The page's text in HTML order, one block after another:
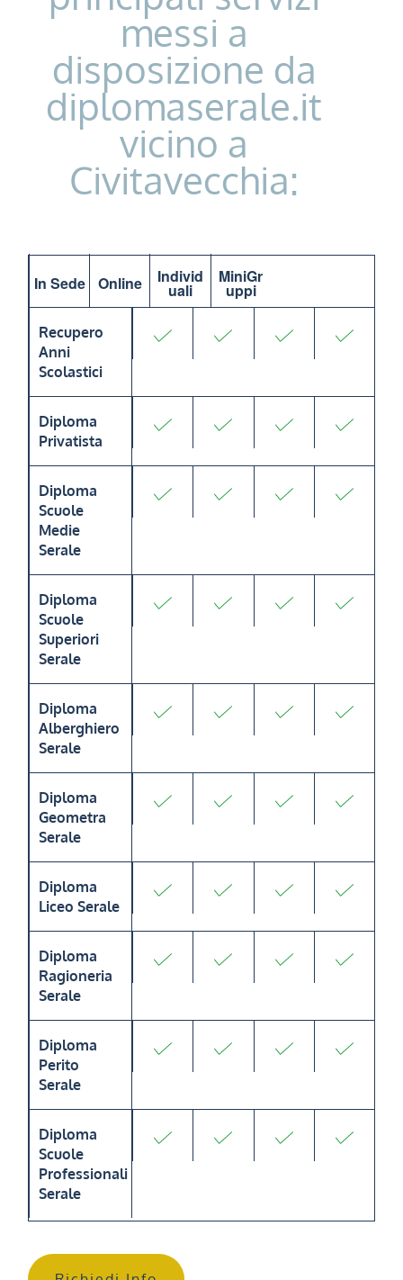
messi a
disposizione da
diplomaserale.it
vicino a
Civitavecchia:
In Sede Online Individ
uali
MiniGr
uppi
Recupero
Anni
Scolastici
Diploma
Privatista
Diploma
Scuole
Medie
Serale
Diploma
Scuole
Superiori
Serale
Diploma
Alberghiero
Serale
Diploma
Geometra
Serale
Diploma
Liceo Serale
Diploma
Ragioneria
Serale
Diploma
Perito
Serale
Diploma
Scuole
Professionali
Serale